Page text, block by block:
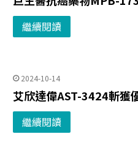
繼續閱讀
2024-10-14
艾欣達偉AST-3424斬獲
繼續閱讀